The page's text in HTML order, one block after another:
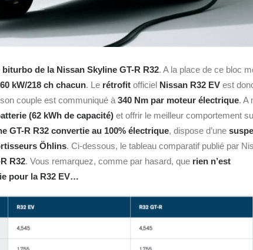
de la Nissan Skyline GT-R R32. A la place de ce bloc
kW/218 ch chacun. Le rétrofit officiel Nissan R32 EV est
couple est communiqué à 340 Nm par moteur électrique. A
(62 kWh de capacité) et offrir le meilleur comportement
GT-R R32 convertie au 100% électrique, dispose d’une
Öhlins. Ci-dessous, le tableau comparatif publié par
R32. Vous remarquez, comme par hasard, que rien n’est
pour la R32 EV…